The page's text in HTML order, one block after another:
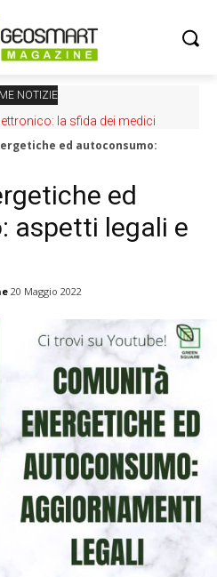
NOTIZIE
la sfida dei medici
ed autoconsumo:
ed
aspetti legali e
20 Maggio 2022